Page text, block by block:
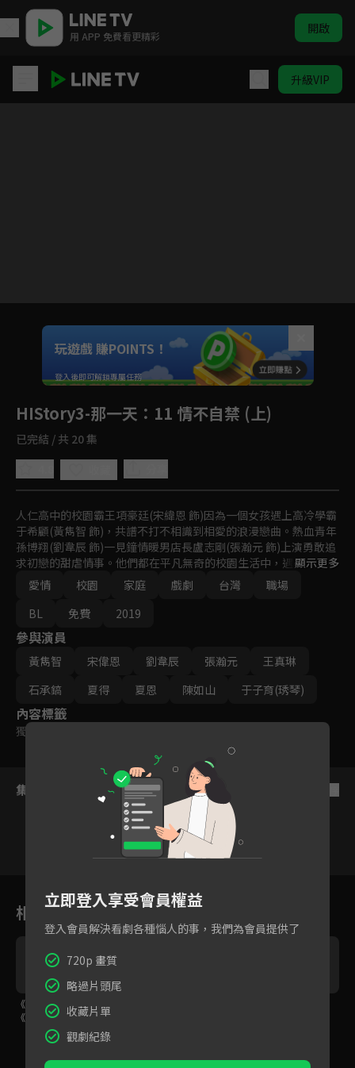
用 APP 免費看更精彩 開啟
升級VIP
Unmute
如有不便請見諒
玩遊戲 賺POINTS！
登入後即可解鎖專屬任務
HIStory3-那一天 ：11 情不自禁 (上)
已完結 / 共 20 集
人仁高中的校園霸王項豪廷(宋緯恩 飾)因為一個女孩遇上高冷學霸
于希顧(黃雋智 飾)，共譜不打不相識到相愛的浪漫戀曲。熱血青年
孫博翔(劉韋辰 飾)一見鐘情暖男店長盧志剛(張瀚元 飾)上演勇敢追
求初戀的甜虐情事。他們都在平凡無奇的校園生活中，遇見最好的
那個他！
顯示更多
愛情
校園 家庭 戲劇 台灣
職場
BL
免費 2019
參與演員
黃雋智 宋偉恩 劉韋辰 張瀚元
王真琳
石承鎬
夏得 夏恩 陳如山 于子育(琇琴)
內容標籤
獨家
集數列表
10 11
相關花絮
《HIStory3-那一天》X
《俗女養成記》宋緯恩
獨家訪問
立即登入享受會員權益
登入會員解決看劇各種惱人的事，我們為會員提供了
720p 畫質
略過片頭尾
收藏片單
觀劇紀錄